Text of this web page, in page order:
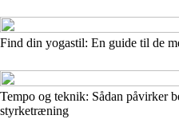
Find din yogastil: En guide til de
Tempo og teknik: Sådan påvirker
styrketræning